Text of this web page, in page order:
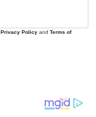
Privacy Policy and Terms of